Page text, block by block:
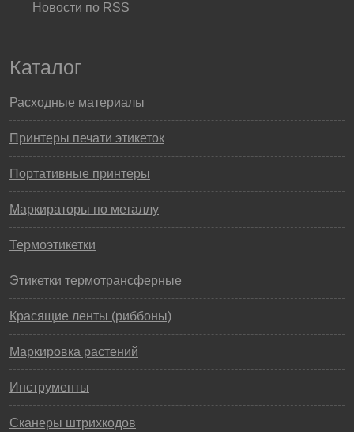
Новости по RSS
Каталог
Расходные материалы
Принтеры печати этикеток
Портативные принтеры
Маркираторы по металлу
Термоэтикетки
Этикетки термотрансферные
Красящие ленты (риббоны)
Маркировка растений
Инструменты
Сканеры штрихкодов